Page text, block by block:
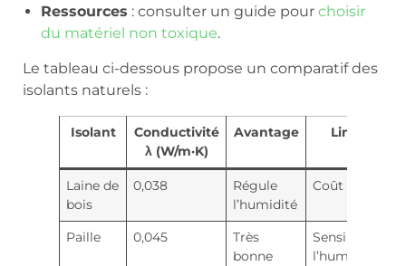
Ressources : consulter un guide pour choisir
du matériel non toxique.
Le tableau ci-dessous propose un comparatif des
isolants naturels :
Isolant
Conductivité
λ (W/m·K)
Avantage Limite
Laine de
bois
0,038
Régule
l’humidité
Coût élevé
Paille 0,045
Très
bonne
Sensible à
l’humidité